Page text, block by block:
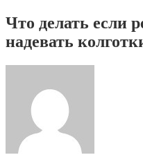
Что делать если
надевать